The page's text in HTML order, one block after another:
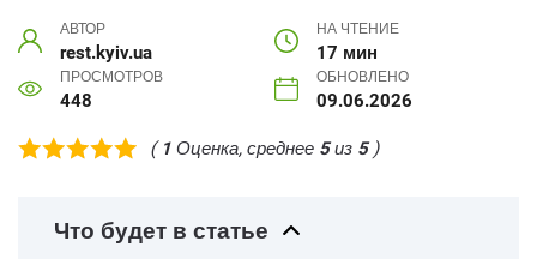
АВТОР
rest.kyiv.ua
НА ЧТЕНИЕ
17 мин
ПРОСМОТРОВ
448
ОБНОВЛЕНО
09.06.2026
( 1 Оценка, среднее 5из 5)
Что будет в статье